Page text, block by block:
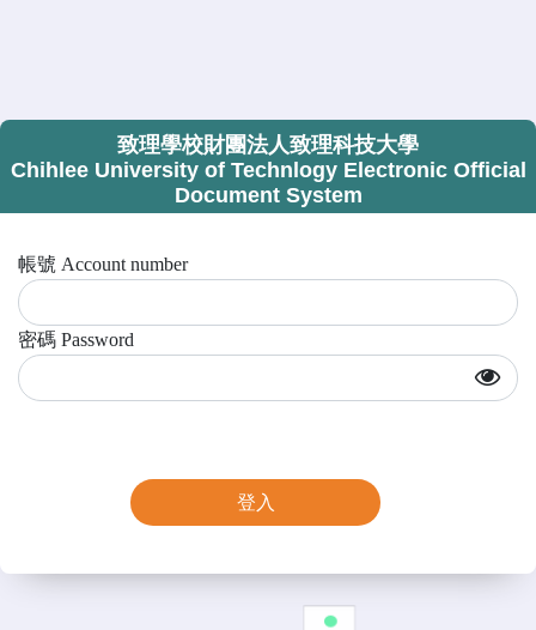
致理學校財團法人致理科技大學
Chihlee University of Technlogy Electronic Official
Document System
帳號 Account number
密碼 Password